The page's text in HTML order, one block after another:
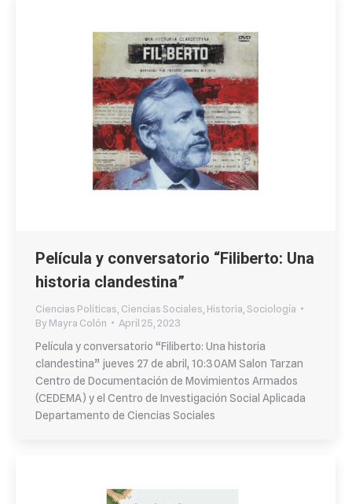
Película y conversatorio “Filiberto: Una
historia clandestina”
Ciencias Políticas Ciencias Sociales Historia Sociología
ByMayra Colón
April 25, 2023
Película y conversatorio “Filiberto: Una historia
clandestina” jueves 27 de abril, 10:30AM Salon Tarzan
Centro de Documentación de Movimientos Armados
(CEDEMA) y el Centro de Investigación Social Aplicada
Departamento de Ciencias Sociales